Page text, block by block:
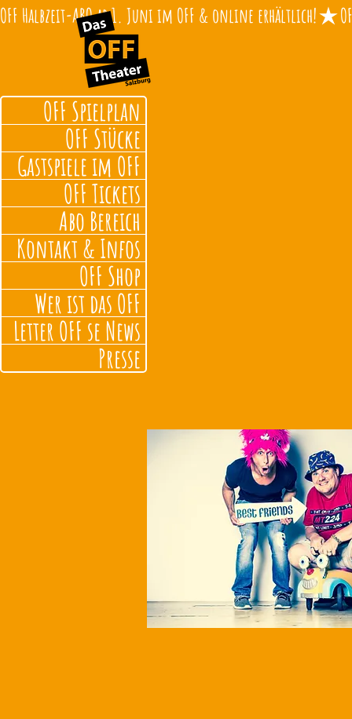
OFF Halbzeit-ABO ab 1. Juni im OFF & online erhältlich!
OFF Spielplan
OFF Stücke
Gastspiele im OFF
OFF Tickets
Abo Bereich
Kontakt & Infos
OFF Shop
Wer ist das OFF
Letter OFF se News
Presse